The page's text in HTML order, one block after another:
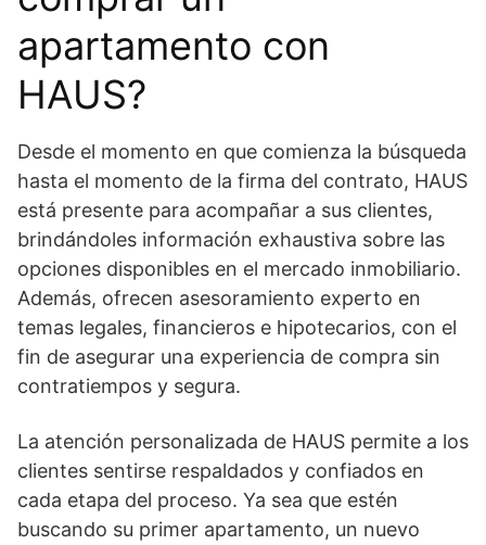
apartamento con
HAUS?
Desde el momento en que comienza la búsqueda
hasta el momento de la firma del contrato, HAUS
está presente para acompañar a sus clientes,
brindándoles información exhaustiva sobre las
opciones disponibles en el mercado inmobiliario.
Además, ofrecen asesoramiento experto en
temas legales, financieros e hipotecarios, con el
fin de asegurar una experiencia de compra sin
contratiempos y segura.
La atención personalizada de HAUS permite a los
clientes sentirse respaldados y confiados en
cada etapa del proceso. Ya sea que estén
buscando su primer apartamento, un nuevo